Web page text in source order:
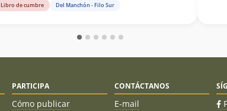
Libro de cumbre Del Manchón - Filo Sur
PARTICIPA
Cómo publicar
CONTÁCTANOS
E-mail